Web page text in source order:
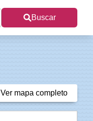
Buscar
Ver mapa completo